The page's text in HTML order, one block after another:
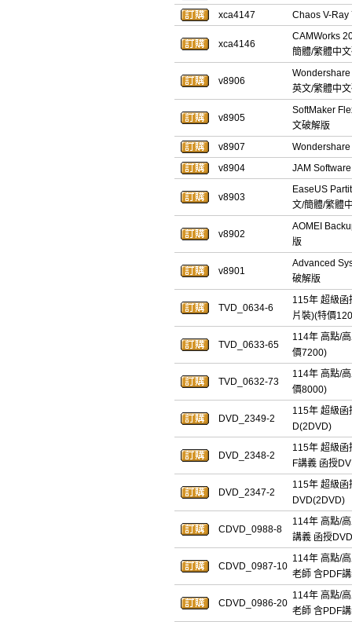
xca4147
Chaos V-Ray
xca4146
CAMWorks
簡體/繁體中
v8906
英文/繁體中
v8905
SoftMaker
文破解版
v8907
v8904
JAM
v8903
EaseUS
文/簡體/繁體
v8902
AOMEI
版
v8901
Advanced
破解版
TVD_0634-6
115年 超級函
片裝)(特價
TVD_0633-65
114年 高點/
價7200)
TVD_0632-73
114年 高點/
價8000)
DVD_2349-2
115年 超級函
D(2DVD)
DVD_2348-2
115年 超級函
F講義 函授
DVD_2347-2
115年 超級函
DVD(2DVD)
CDVD_0988-8
114年 高點/
講義 函授
CDVD_0987-10
114年 高點/
老師 含PDF
CDVD_0986-20
114年 高點/
老師 含PDF